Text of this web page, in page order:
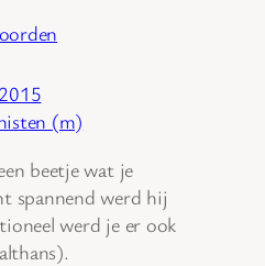
(m)
beetje wat je
spannend werd hij
werd je er ook